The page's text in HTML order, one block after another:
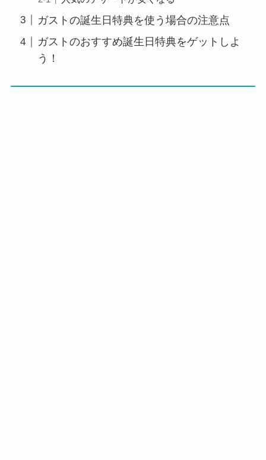
ガストの誕生日特典を使う場合の注意点
ガストのおすすめ誕生日特典をゲットしよ
う！